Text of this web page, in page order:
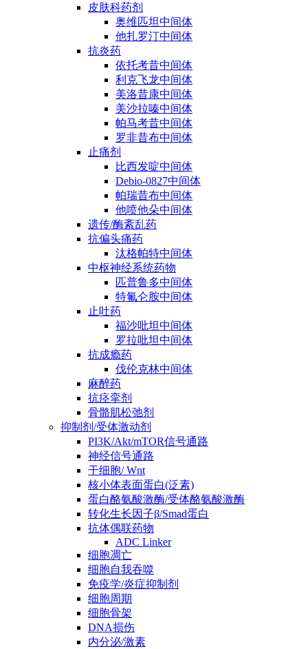
皮肤科药剂
奥维匹坦中间体
他扎罗汀中间体
抗炎药
依托考昔中间体
利克飞龙中间体
美洛昔康中间体
美沙拉嗪中间体
帕马考昔中间体
罗非昔布中间体
止痛剂
比西发啶中间体
Debio-0827中间体
帕瑞昔布中间体
他喷他朵中间体
遗传/酶紊乱药
抗偏头痛药
汰格帕特中间体
中枢神经系统药物
匹普鲁多中间体
特氟仑胺中间体
止吐药
福沙吡坦中间体
罗拉吡坦中间体
抗成瘾药
伐伦克林中间体
麻醉药
抗痉挛剂
骨骼肌松弛剂
抑制剂/受体激动剂
PI3K/Akt/mTOR信号通路
神经信号通路
干细胞/ Wnt
核小体表面蛋白(泛素)
蛋白酪氨酸激酶/受体酪氨酸激酶
转化生长因子β/Smad蛋白
抗体偶联药物
ADC Linker
细胞凋亡
细胞自我吞噬
免疫学/炎症抑制剂
细胞周期
细胞骨架
DNA损伤
内分泌/激素